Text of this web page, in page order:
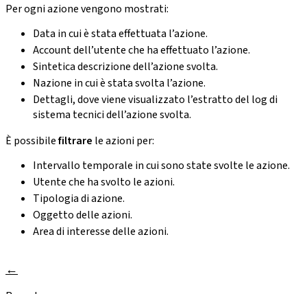
Per ogni azione vengono mostrati:
Data in cui è stata effettuata l’azione.
Account dell’utente che ha effettuato l’azione.
Sintetica descrizione dell’azione svolta.
Nazione in cui è stata svolta l’azione.
Dettagli, dove viene visualizzato l’estratto del log di
sistema tecnici dell’azione svolta.
È possibilefiltrare le azioni per:
Intervallo temporale in cui sono state svolte le azione.
Utente che ha svolto le azioni.
Tipologia di azione.
Oggetto delle azioni.
Area di interesse delle azioni.